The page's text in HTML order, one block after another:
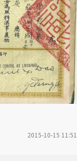
2015-10-15 11:51